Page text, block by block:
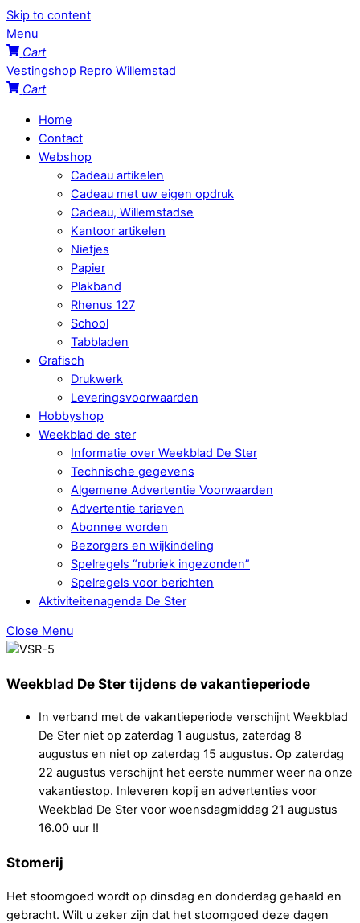
Skip to content
Menu
Cart
Vestingshop Repro Willemstad
Cart
Home
Contact
Webshop
Cadeau artikelen
Cadeau met uw eigen opdruk
Cadeau, Willemstadse
Kantoor artikelen
Nietjes
Papier
Plakband
Rhenus 127
School
Tabbladen
Grafisch
Drukwerk
Leveringsvoorwaarden
Hobbyshop
Weekblad de ster
Informatie over Weekblad De Ster
Technische gegevens
Algemene Advertentie Voorwaarden
Advertentie tarieven
Abonnee worden
Bezorgers en wijkindeling
Spelregels “rubriek ingezonden”
Spelregels voor berichten
Aktiviteitenagenda De Ster
Close Menu
Weekblad De Ster tijdens de vakantieperiode
In verband met de vakantieperiode verschijnt Weekblad
De Ster niet op zaterdag 1 augustus, zaterdag 8
augustus en niet op zaterdag 15 augustus. Op zaterdag
22 augustus verschijnt het eerste nummer weer na onze
vakantiestop. Inleveren kopij en advertenties voor
Weekblad De Ster voor woensdagmiddag 21 augustus
16.00 uur !!
Stomerij
Het stoomgoed wordt op dinsdag en donderdag gehaald en
gebracht. Wilt u zeker zijn dat het stoomgoed deze dagen